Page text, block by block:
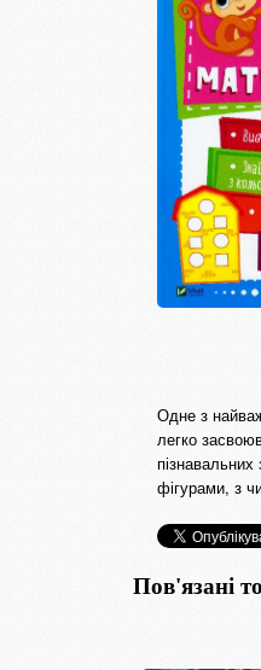
Одне з
легко
фігурами, з
Пов'язані